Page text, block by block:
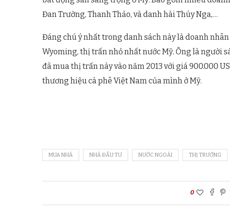
Đan Trường, Thanh Thảo, và danh hài Thúy Nga,…
Đáng chú ý nhất trong danh sách này là doanh
Wyoming, thị trấn nhỏ nhất nước Mỹ. Ông là người
đã mua thị trấn này vào năm 2013 với giá 900.000
thương hiệu cà phê Việt Nam của mình ở Mỹ.
MUA NHÀ NHÀ ĐẦU TƯ NƯỚC NGOÀI THỊ TRƯỜNG
0